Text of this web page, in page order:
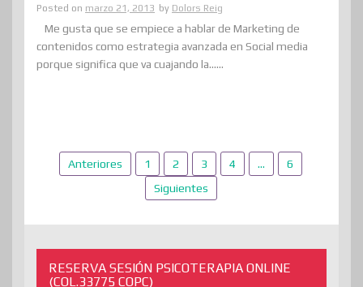
Posted on marzo 21, 2013 by Dolors Reig
Me gusta que se empiece a hablar de Marketing de
contenidos como estrategia avanzada en Social media
porque significa que va cuajando la......
Paginación
entradas
Anteriores 1 2 3 4 …
6
Siguientes
RESERVA SESIÓN PSICOTERAPIA ONLINE
(COL.33775 COPC)